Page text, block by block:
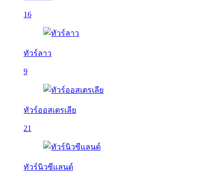
16
ทัวร์ลาว
9
ทัวร์ออสเตรเลีย
21
ทัวร์นิวซีแลนด์